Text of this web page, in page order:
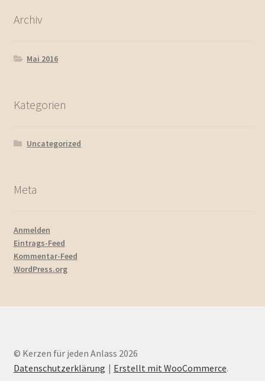
Archiv
Mai 2016
Kategorien
Uncategorized
Meta
Anmelden
Eintrags-Feed
Kommentar-Feed
WordPress.org
© Kerzen für jeden Anlass 2026
Datenschutzerklärung
Erstellt mit WooCommerce.